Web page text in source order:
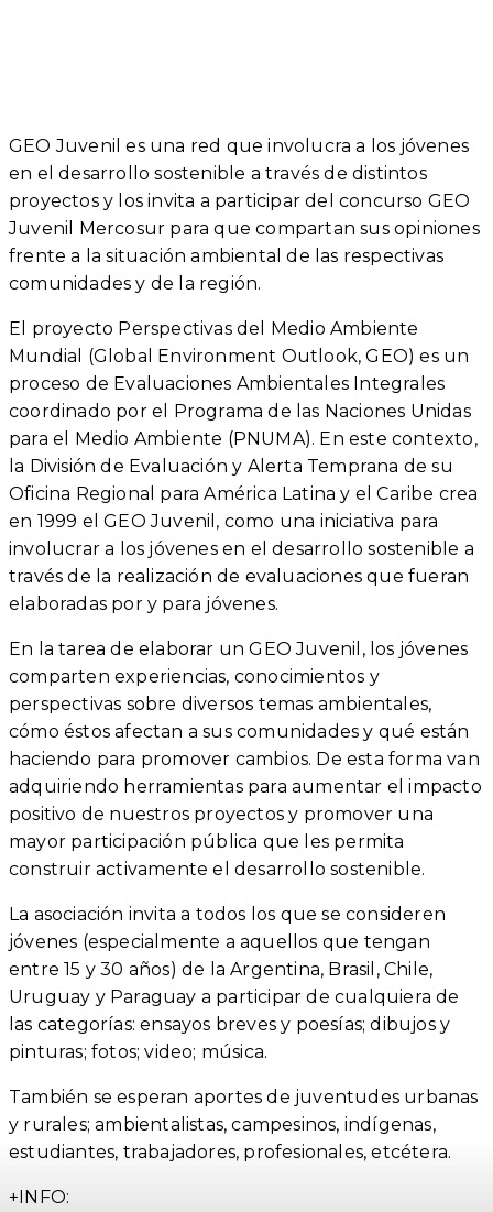
GEO Juvenil es una red que involucra a los jóvenes
en el desarrollo sostenible a través de distintos
proyectos y los invita a participar del concurso GEO
Juvenil Mercosur para que compartan sus opiniones
frente a la situación ambiental de las respectivas
comunidades y de la región.
El proyecto Perspectivas del Medio Ambiente
Mundial (Global Environment Outlook, GEO) es un
proceso de Evaluaciones Ambientales Integrales
coordinado por el Programa de las Naciones Unidas
para el Medio Ambiente (PNUMA). En este contexto,
la División de Evaluación y Alerta Temprana de su
Oficina Regional para América Latina y el Caribe crea
en 1999 el GEO Juvenil, como una iniciativa para
involucrar a los jóvenes en el desarrollo sostenible a
través de la realización de evaluaciones que fueran
elaboradas por y para jóvenes.
En la tarea de elaborar un GEO Juvenil, los jóvenes
comparten experiencias, conocimientos y
perspectivas sobre diversos temas ambientales,
cómo éstos afectan a sus comunidades y qué están
haciendo para promover cambios. De esta forma van
adquiriendo herramientas para aumentar el impacto
positivo de nuestros proyectos y promover una
mayor participación pública que les permita
construir activamente el desarrollo sostenible.
La asociación invita a todos los que se consideren
jóvenes (especialmente a aquellos que tengan
entre 15 y 30 años) de la Argentina, Brasil, Chile,
Uruguay y Paraguay a participar de cualquiera de
las categorías: ensayos breves y poesías; dibujos y
pinturas; fotos; video; música.
También se esperan aportes de juventudes urbanas
y rurales; ambientalistas, campesinos, indígenas,
estudiantes, trabajadores, profesionales, etcétera.
+INFO: